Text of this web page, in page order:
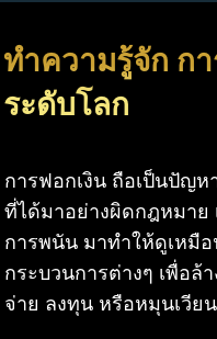
ทำความรู้จัก ก
ระดับโลก
การฟอกเงิน ถือเป็นปัญห
ที่ได้มาอย่างผิดกฎหมาย
การพนัน มาทำให้ดูเหมื
กระบวนการต่างๆ เพื่อล้
จ่าย ลงทุน หรือหมุนเวีย